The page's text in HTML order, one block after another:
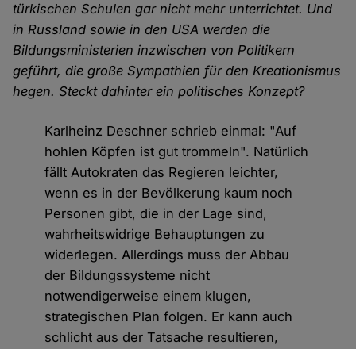
türkischen Schulen gar nicht mehr unterrichtet. Und
in Russland sowie in den USA werden die
Bildungsministerien inzwischen von Politikern
geführt, die große Sympathien für den Kreationismus
hegen. Steckt dahinter ein politisches Konzept?
Karlheinz Deschner schrieb einmal: "Auf
hohlen Köpfen ist gut trommeln". Natürlich
fällt Autokraten das Regieren leichter,
wenn es in der Bevölkerung kaum noch
Personen gibt, die in der Lage sind,
wahrheitswidrige Behauptungen zu
widerlegen. Allerdings muss der Abbau
der Bildungssysteme nicht
notwendigerweise einem klugen,
strategischen Plan folgen. Er kann auch
schlicht aus der Tatsache resultieren,